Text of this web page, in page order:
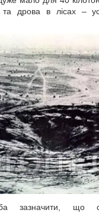
дрова в лісах –
зазначити, що